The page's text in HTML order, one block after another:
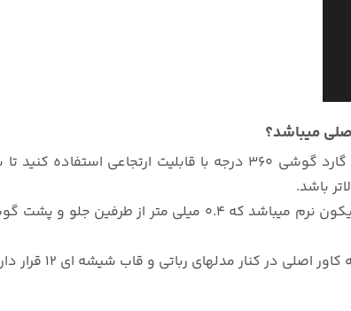
گارد گوشی
360 درجه با قابلیت ارتجاعی استفاده
باشد.
دور تا دور قاب رنگی شیائومی 12 و 12 ایکس و 12 ایکس مدل سیلیکونی صددرصد خالص ، از جنس
در کنار مدلهای رباتی و قاب شیشه ای 12 قرار دارد.